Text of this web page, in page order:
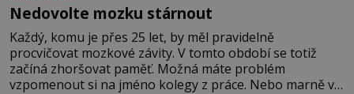
Nedovolte mozku stárnout
Každý, komu je přes 25 let, by měl pravidelně
procvičovat mozkové závity. V tomto období se totiž
začíná zhoršovat paměť. Možná máte problém
vzpomenout si na jméno kolegy z práce. Nebo marně v